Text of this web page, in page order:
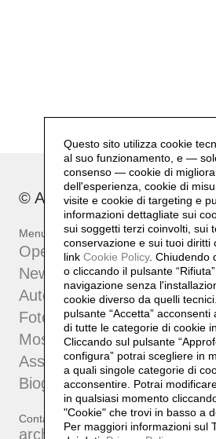
© Archivio Gianfranco Pardi
Menu
Opere
News
Autentiche
Fotografia
Mostre
Associazione
Biografia
Contatti
archiviopardi@gmail.com
Questo sito utilizza cookie
al suo funzionamento, e —
consenso — cookie di
dell'esperienza, cookie di
visite e cookie di targeting e
informazioni dettagliate sui
sui soggetti terzi coinvolti, sui
conservazione e sui tuoi diritti
link Cookie Policy. Chiudendo
o cliccando il pulsante
navigazione senza
cookie diverso da quelli
pulsante “Accetta” acconsenti
di tutte le categorie di cookie
Cliccando sul pulsante
configura” potrai scegliere in
a quali singole categorie di
acconsentire. Potrai
in qualsiasi momento
"Cookie" che trovi in basso a
Per maggiori informazioni sul